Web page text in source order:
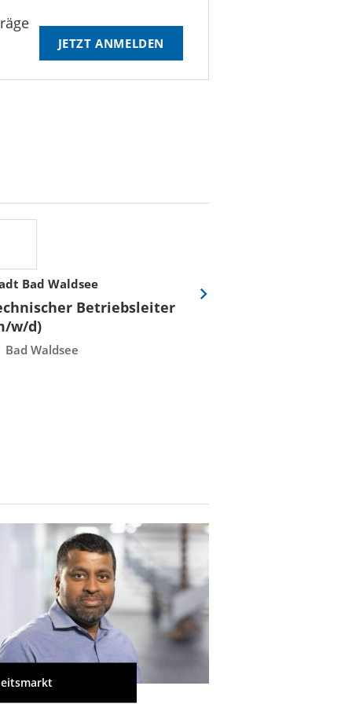
JETZT ANMELDEN
Bad Waldsee
Betriebsleiter
w/d)
Bad Waldsee
Eine